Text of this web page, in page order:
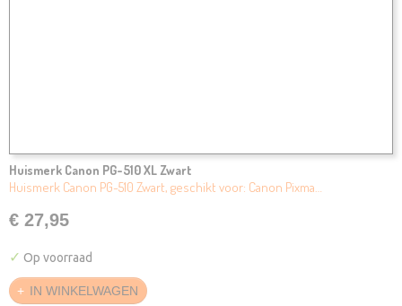
Huismerk Canon PG-510 XL Zwart
Huismerk Canon PG-510 Zwart, geschikt voor: Canon Pixma…
€ 27,95
✓ Op voorraad
IN WINKELWAGEN